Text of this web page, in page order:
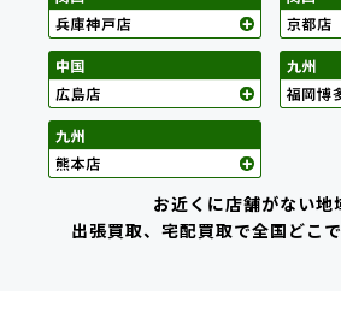
お近くに店舗がない地
出張買取、宅配買取で全国どこ